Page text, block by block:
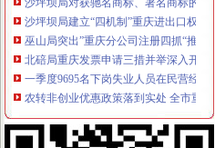
沙坪坝局建立“四机制”重庆进出口权提
巫山局突出”重庆分公司注册四抓“推动
北碚局重庆发票申请三措并举深入开展
一季度9695名下岗失业人员在民营经
农转非创业优惠政策落到实处 全市重
巫山局推行四项制度规范农资市重庆财
南岸区副区长汪建华到分局重庆代理记
南川局重庆分公司注册开展走近乡镇（